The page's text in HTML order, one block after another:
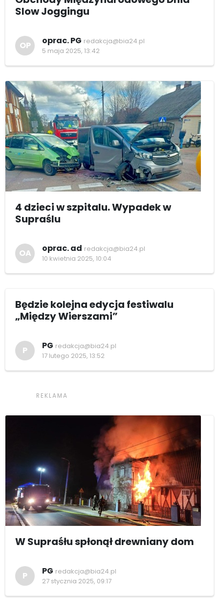
Slow Joggingu
OP oprac. PG redakcja@bia24.pl
5 maja 2025, 13:42
4 dzieci w szpitalu. Wypadek w
Supraślu
OA oprac. ad redakcja@bia24.pl
10 kwietnia 2025, 10:04
Będzie kolejna edycja festiwalu
„Między Wierszami”
P PG redakcja@bia24.pl
17 lutego 2025, 13:52
W Supraśłu spłonął drewniany dom
P PG redakcja@bia24.pl
27 stycznia 2025, 09:17